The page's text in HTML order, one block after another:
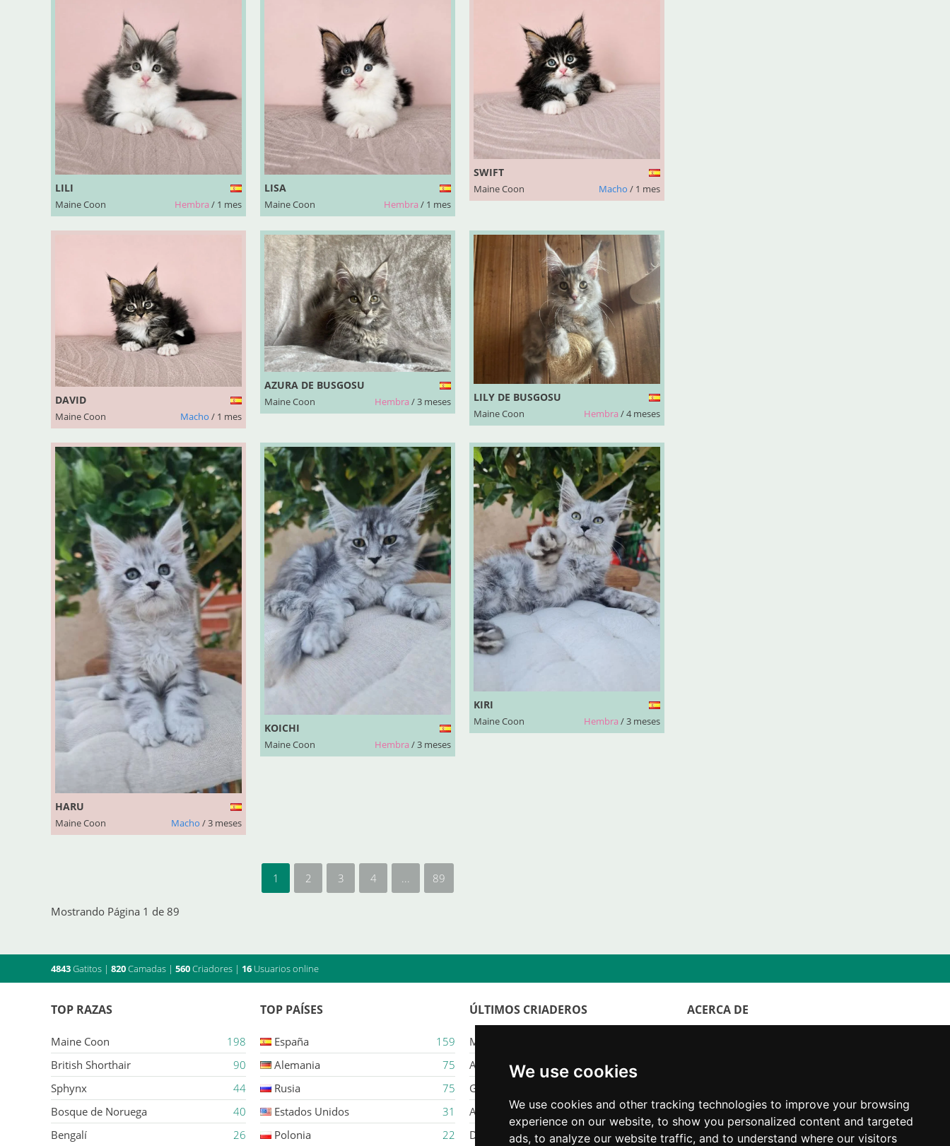
We use cookies
We use cookies and other tracking technologies to improve your browsing
experience on our website, to show you personalized content and targeted
ads, to analyze our website traffic, and to understand where our visitors
LILI
Maine Coon Hembra / 1 mes
LISA
Maine Coon Hembra / 1 mes
SWIFT
Maine Coon Macho / 1 mes
DAVID
Maine Coon Macho / 1 mes
AZURA DE BUSGOSU
Maine Coon Hembra / 3 meses LILY DE BUSGOSU
Maine Coon Hembra / 4 meses
HARU
Maine Coon Macho / 3 meses
KOICHI
Maine Coon Hembra / 3 meses
KIRI
Maine Coon Hembra / 3 meses
1 2 3 4 ... 89
Mostrando Página 1 de 89
4843Gatitos | 820Camadas | 560Criadores | 16 Usuarios online
TOP RAZAS
Maine Coon
198
British Shorthair
90
Sphynx
44
Bosque de Noruega
40
Bengalí
26
TOP PAÍSES
España
159
Alemania
75
Rusia
75
Estados Unidos
31
Polonia
22
ÚLTIMOS CRIADEROS
Majestic Karacana
Ailuros
Gatil Mozziland
Armaxmurka
Delina Jade
ACERCA DE
por capricho, analiza primero tu situación y
piensa si serás capaz de proporcionar una
buena calidad de vida a tu nuevo